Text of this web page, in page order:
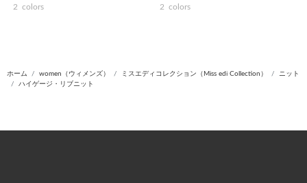
2 colors 2 colors
ホーム women（ウィメンズ） ミスエディコレクション（Miss edi Collection）
ニット
ハイゲージ・リブニット